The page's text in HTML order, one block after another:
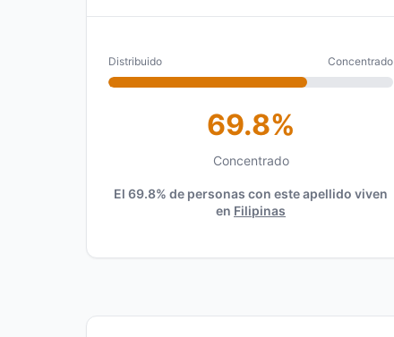
Distribuido Concentrado
69.8%
Concentrado
El 69.8% de personas con este apellido viven
en Filipinas